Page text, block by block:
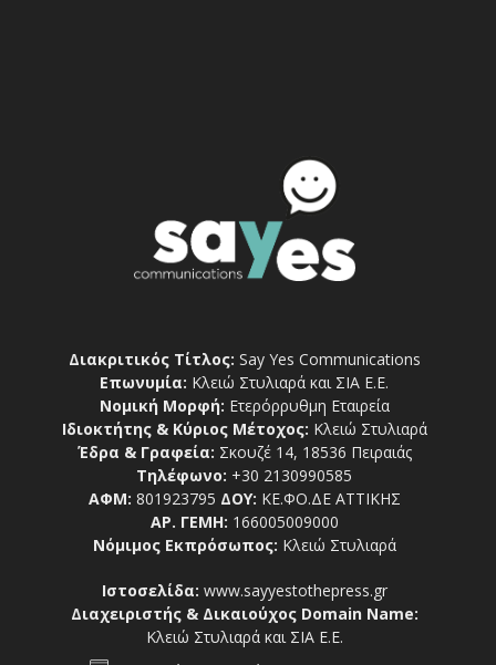
Διακριτικός Τίτλος: Say Yes Communications
Επωνυμία: Κλειώ Στυλιαρά και ΣΙΑ Ε.Ε.
Νομική Μορφή: Ετερόρρυθμη Εταιρεία
Ιδιοκτήτης & Κύριος Μέτοχος: Κλειώ Στυλιαρά
Έδρα & Γραφεία: Σκουζέ 14, 18536 Πειραιάς
Τηλέφωνο: +30 2130990585
ΑΦΜ: 801923795 ΔΟΥ: ΚΕ.ΦΟ.ΔΕ ΑΤΤΙΚΗΣ
ΑΡ. ΓΕΜΗ: 166005009000
Νόμιμος Εκπρόσωπος: Κλειώ Στυλιαρά
Ιστοσελίδα: www.sayyestothepress.gr
Διαχειριστής & Δικαιούχος Domain Name:
Κλειώ Στυλιαρά και ΣΙΑ Ε.Ε.